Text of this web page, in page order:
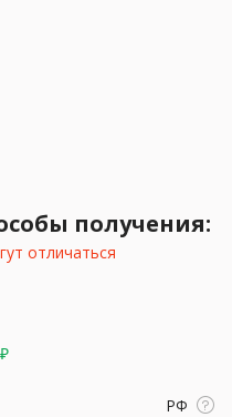
получения:
отличаться
РФ